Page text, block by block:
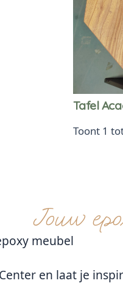
Tafel
Toont 1
Jouw
meubel
en laat je